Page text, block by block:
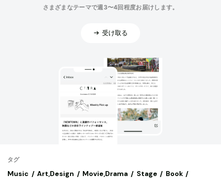
さまざまなテーマで週3〜4回程度お届けします。
受け取る
タグ
Music Art,Design Movie,Drama Stage
Book